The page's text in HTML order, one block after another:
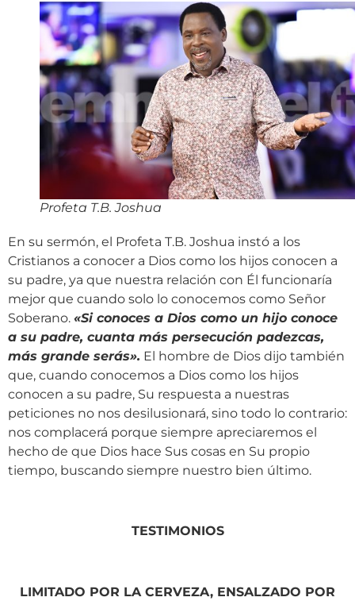
Profeta T.B. Joshua
En su sermón, el Profeta T.B. Joshua instó a los
Cristianos a conocer a Dios como los hijos conocen a
su padre, ya que nuestra relación con Él funcionaría
mejor que cuando solo lo conocemos como Señor
Soberano. «Si conoces a Dios como un hijo conoce
a su padre, cuanta más persecución padezcas,
más grande serás». El hombre de Dios dijo también
que, cuando conocemos a Dios como los hijos
conocen a su padre, Su respuesta a nuestras
peticiones no nos desilusionará, sino todo lo contrario:
nos complacerá porque siempre apreciaremos el
hecho de que Dios hace Sus cosas en Su propio
tiempo, buscando siempre nuestro bien último.
TESTIMONIOS
LIMITADO POR LA CERVEZA, ENSALZADO POR